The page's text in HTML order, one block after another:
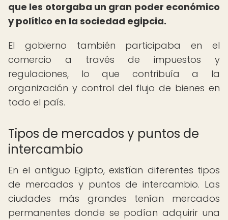
que les otorgaba un gran poder económico
y político en la sociedad egipcia.
El gobierno también participaba en el
comercio a través de impuestos y
regulaciones, lo que contribuía a la
organización y control del flujo de bienes en
todo el país.
Tipos de mercados y puntos de
intercambio
En el antiguo Egipto, existían diferentes tipos
de mercados y puntos de intercambio. Las
ciudades más grandes tenían mercados
permanentes donde se podían adquirir una